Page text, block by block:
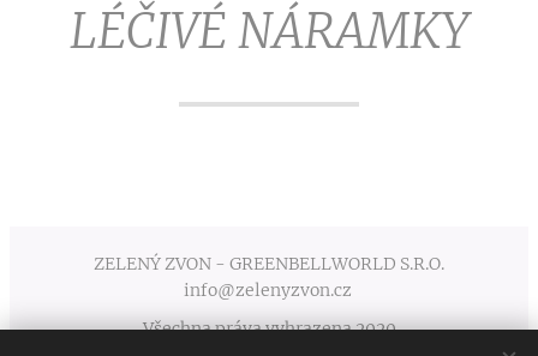
LÉČIVÉ NÁRAMKY
ZELENÝ ZVON - GREENBELLWORLD S.R.O.
info@zelenyzvon.cz
Všechna práva vyhrazena 2020